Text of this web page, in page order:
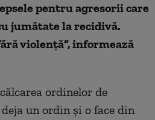
pentru agresorii care
jumătate la recidivă.
violență”, informează
ordinelor de
un ordin și o face din